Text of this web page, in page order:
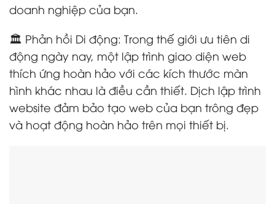
doanh nghiệp của bạn.
🏛️ Phản hồi Di động: Trong thế giới ưu tiên di
động ngày nay, một lập trình giao diện web
thích ứng hoàn hảo với các kích thước màn
hình khác nhau là điều cần thiết. Dịch lập trình
website đảm bảo tạo web của bạn trông đẹp
và hoạt động hoàn hảo trên mọi thiết bị.